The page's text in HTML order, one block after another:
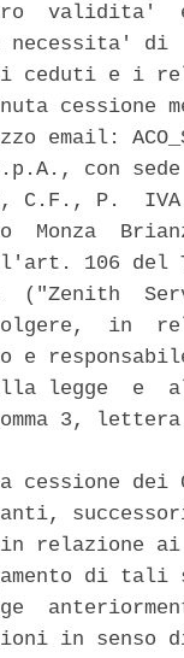
necessita'
e i
email:
con
C.F., P.
Monza
106 del
("Zenith
in
e
legge  e
3, lettera
cessione dei
in relazione
di tali
in senso